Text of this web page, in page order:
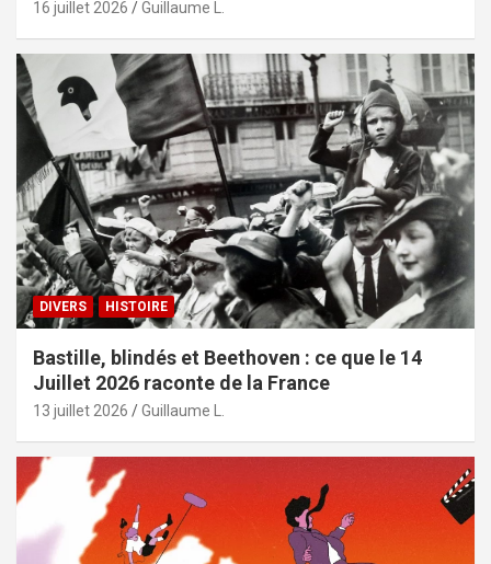
16 juillet 2026 Guillaume L.
DIVERS HISTOIRE
Bastille, blindés et Beethoven : ce que le 14
Juillet 2026 raconte de la France
13 juillet 2026 Guillaume L.